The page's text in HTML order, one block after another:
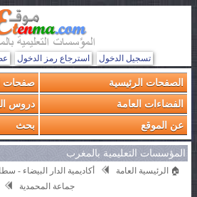
تسجيل الدخول استرجاع رمز الدخول
الصفحات الرئيسية
صفحات
الفضاءات العامة
دروس
عن الموقع
بحث
المؤسسات التعليمية بالمغرب
🏠 الرئيسية العامة أكاديمية الدار البيضاء -
جماعة المحمدية